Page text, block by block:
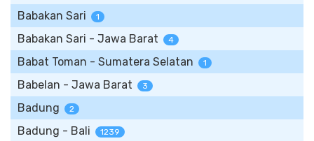
Babakan Sari 1
Babakan Sari - Jawa Barat 4
Babat Toman - Sumatera Selatan 1
Babelan - Jawa Barat 3
Badung 2
Badung - Bali 1239